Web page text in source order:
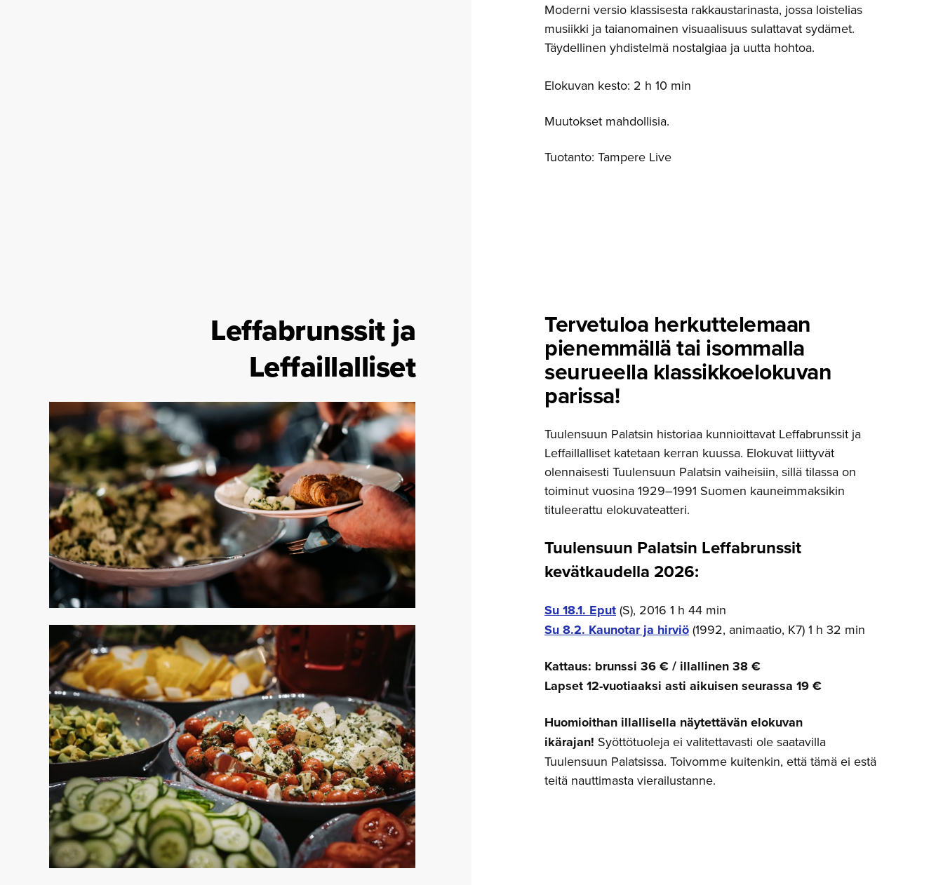
Moderni versio klassisesta rakkaustarinasta, jossa loistelias
musiikki ja taianomainen visuaalisuus sulattavat sydämet.
Täydellinen yhdistelmä nostalgiaa ja uutta hohtoa.
Elokuvan kesto: 2 h 10 min
Muutokset mahdollisia.
Tuotanto: Tampere Live
Leffabrunssit ja
Leffaillalliset
Tervetuloa herkutte­lemaan
pienemmällä tai isommalla
seurueella klassikkoe­lo­kuvan
parissa!
Tuulensuun Palatsin historiaa kunnioittavat Leffabrunssit ja
Leffaillalliset katetaan kerran kuussa. Elokuvat liittyvät
olennaisesti Tuulensuun Palatsin vaiheisiin, sillä tilassa on
toiminut vuosina 1929–1991 Suomen kauneimmaksikin
tituleerattu elokuvateatteri.
Tuulensuun Palatsin Leffabrunssit
kevätkaudella 2026:
Su 18.1. Eput (S), 2016 1 h 44 min
Su 8.2. Kaunotar ja hirviö (1992, animaatio, K7) 1 h 32 min
Kattaus: brunssi 36 € / illallinen 38 €
Lapset 12-vuotiaaksi asti aikuisen seurassa 19 €
Huomioithan illallisella näytettävän elokuvan
ikärajan! Syöttötuoleja ei valitettavasti ole saatavilla
Tuulensuun Palatsissa. Toivomme kuitenkin, että tämä ei estä
teitä nauttimasta vierailustanne.